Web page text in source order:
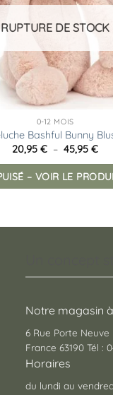
RUPTURE DE STOCK
0-12 MOIS
Bashful Bunny
20,95€ – 45,95€
à
– VOIR LE
Notre magasin
6 Rue Porte Neuve
France 63190 Tél :
Horaires
du lundi au